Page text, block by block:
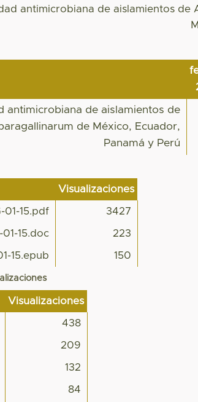
antimicrobiana de aislamientos
antimicrobiana de aislamientos de
de México, Ecuador,
Panamá y Perú
Visualizaciones
01-15.pdf 3427
01-15.doc 223
15.epub 150
Visualizaciones
438
209
132
84